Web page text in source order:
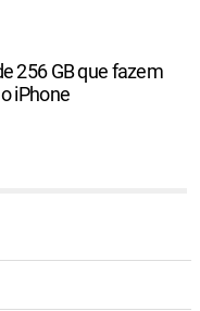
256 GB que fazem
iPhone